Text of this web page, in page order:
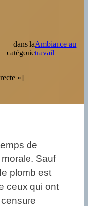
dans la
catégorie
Ambiance au
travail
»]
de
morale. Sauf
plomb est
ceux qui ont